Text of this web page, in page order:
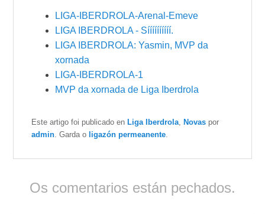
LIGA-IBERDROLA-Arenal-Emeve
LIGA IBERDROLA - Síííííííííí.
LIGA IBERDROLA: Yasmin, MVP da
xornada
LIGA-IBERDROLA-1
MVP da xornada de Liga Iberdrola
Este artigo foi publicado enLiga Iberdrola ,Novas por
admin . Garda o ligazón permeanente
Os comentarios están pechados.